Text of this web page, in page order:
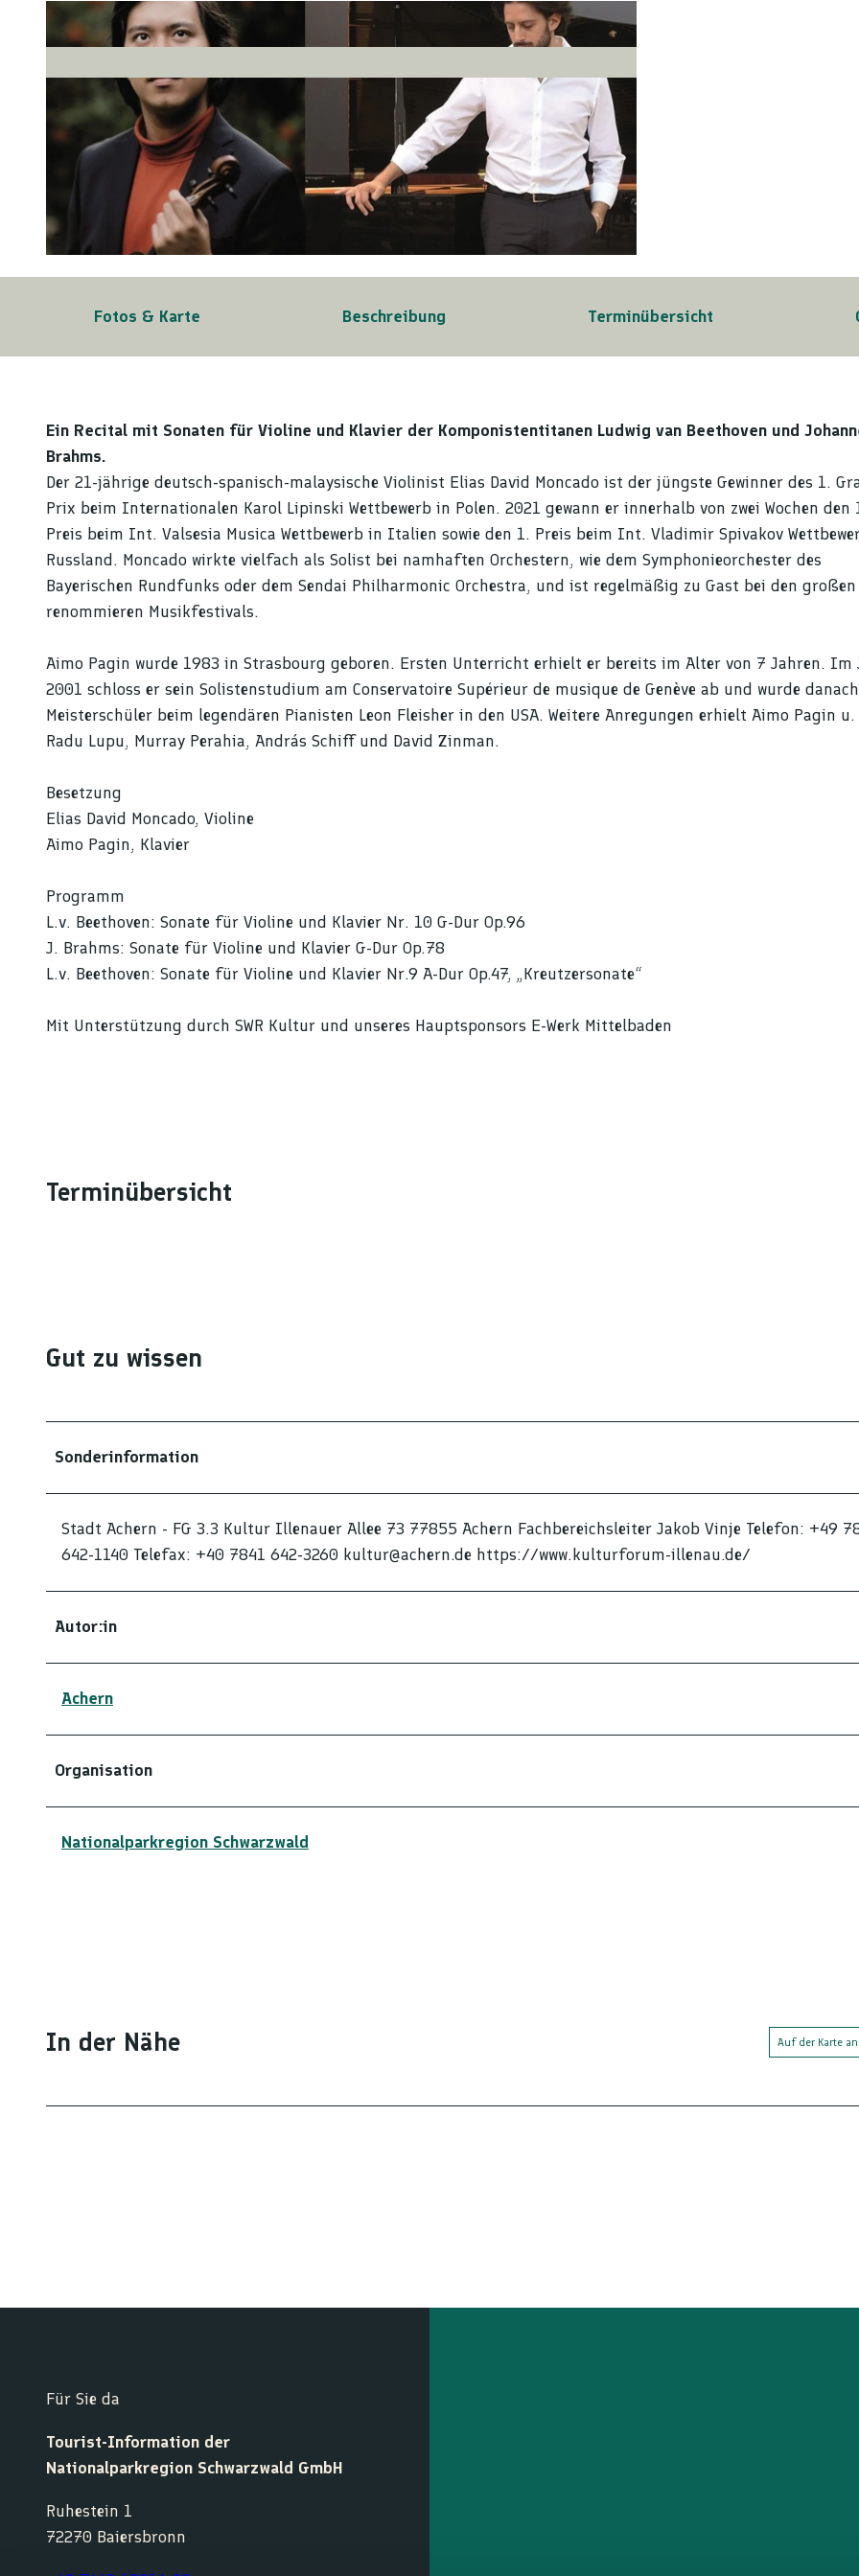
Fotos & Karte Beschreibung Terminübersicht
Ein Recital mit Sonaten für Violine und Klavier der Komponistentitanen Ludwig van Beethoven und
Brahms.
Der 21-jährige deutsch-spanisch-malaysische Violinist Elias David Moncado ist der jüngste Gewinner des 1.
Prix beim Internationalen Karol Lipinski Wettbewerb in Polen. 2021 gewann er innerhalb von zwei Wochen den
Preis beim Int. Valsesia Musica Wettbewerb in Italien sowie den 1. Preis beim Int. Vladimir Spivakov
Russland. Moncado wirkte vielfach als Solist bei namhaften Orchestern, wie dem Symphonieorchester des
Bayerischen Rundfunks oder dem Sendai Philharmonic Orchestra, und ist regelmäßig zu Gast bei den
renommieren Musikfestivals.
Aimo Pagin wurde 1983 in Strasbourg geboren. Ersten Unterricht erhielt er bereits im Alter von 7 Jahren. Im
2001 schloss er sein Solistenstudium am Conservatoire Supérieur de musique de Genève ab und wurde danach
Meisterschüler beim legendären Pianisten Leon Fleisher in den USA. Weitere Anregungen erhielt Aimo Pagin
Radu Lupu, Murray Perahia, András Schiff und David Zinman.
Besetzung
Elias David Moncado, Violine
Aimo Pagin, Klavier
Programm
L.v. Beethoven: Sonate für Violine und Klavier Nr. 10 G-Dur Op.96
J. Brahms: Sonate für Violine und Klavier G-Dur Op.78
L.v. Beethoven: Sonate für Violine und Klavier Nr.9 A-Dur Op.47, „Kreutzersonate“
Mit Unterstützung durch SWR Kultur und unseres Hauptsponsors E-Werk Mittelbaden
Terminübersicht
Gut zu wissen
Sonderinformation
Stadt Achern - FG 3.3 Kultur Illenauer Allee 73 77855 Achern Fachbereichsleiter Jakob Vinje Telefon: +49
642-1140 Telefax: +40 7841 642-3260 kultur@achern.de https://www.kulturforum-illenau.de/
Autor:in
Achern
Organisation
Nationalparkregion Schwarzwald
In der Nähe Auf der Karte
Für Sie da
Tourist-Information der
Nationalparkregion Schwarzwald GmbH
Ruhestein 1
72270 Baiersbronn